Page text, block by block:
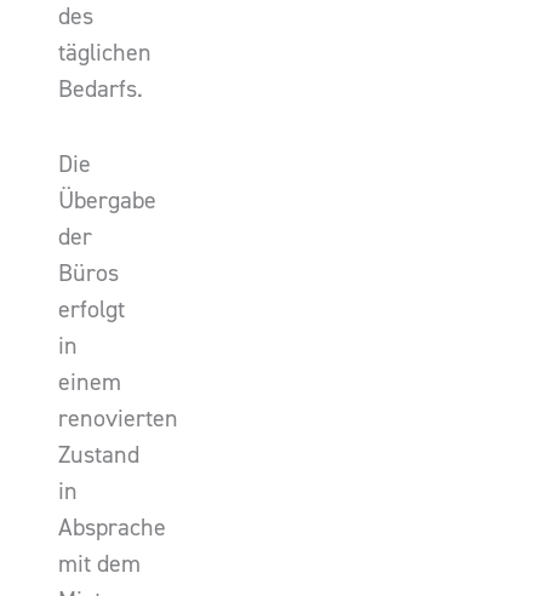
des
täglichen
Bedarfs.
Die
Übergabe
der
Büros
erfolgt
in
einem
renovierten
Zustand
in
Absprache
mit dem